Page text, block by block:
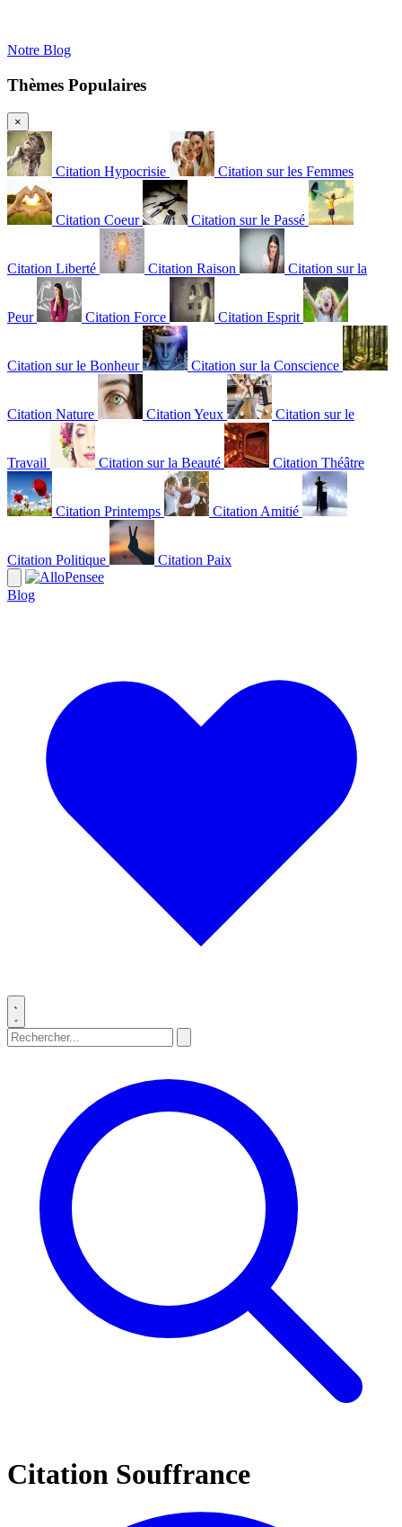
Notre Blog
Thèmes Populaires
×
Citation Hypocrisie Citation sur les Femmes
Citation Coeur Citation sur le Passé
Citation Liberté Citation Raison Citation sur la
Peur Citation Force Citation Esprit
Citation sur le Bonheur Citation sur la Conscience
Citation Nature Citation Yeux Citation sur le
Travail Citation sur la Beauté Citation Théâtre
Citation Printemps Citation Amitié
Citation Politique Citation Paix
Blog
Citation Souffrance